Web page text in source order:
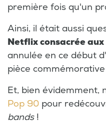
première fois qu'un
Ainsi, il était aussi
Netflix consacrée aux
annulée en ce début
pièce
Et, bien évidemment,
Pop 90 pour
bands!